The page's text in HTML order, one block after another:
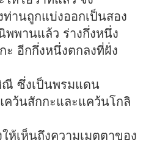
านถูกแบ่งออกเป็นสอง
พพานแล้ว ร่างกึ่งหนึ่ง
ะ อีกกึ่งหนึ่งตกลงที่ฝั่ง
ณี ซึ่งเป็นพรมแดน
คว้นสักกะและแคว้นโกลิ
ห้เห็นถึงความเมตตาของ